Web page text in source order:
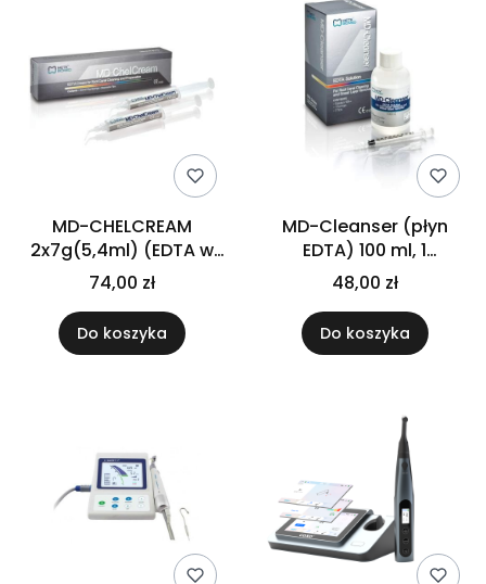
MD-CHELCREAM
2x7g(5,4ml) (EDTA w
żelu)
74,00 zł
Do koszyka
MD-Cleanser (płyn
EDTA) 100 ml, 1
strzykawka, 3 końcówki
48,00 zł
Do koszyka